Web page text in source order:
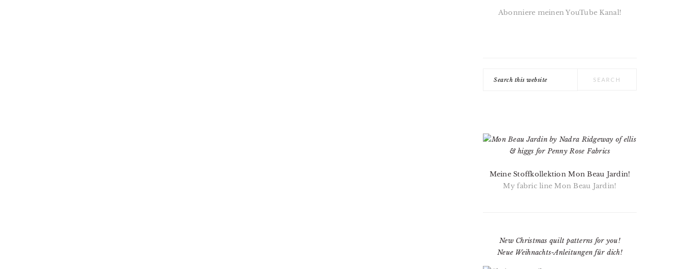
Abonniere meinen YouTube Kanal!
Meine Stoffkollektion Mon Beau Jardin!
My fabric line Mon Beau Jardin!
New Christmas quilt patterns for you!
Neue Weihnachts-Anleitungen für dich!